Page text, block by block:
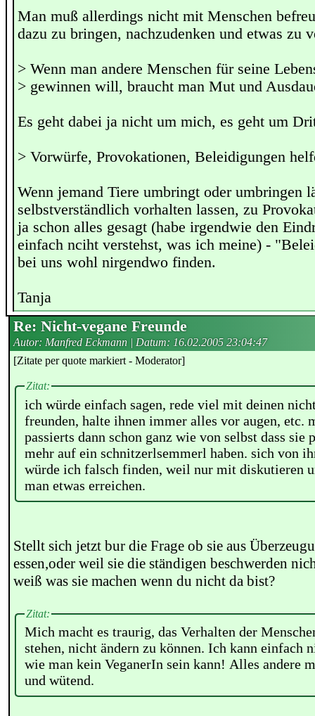
Man muß allerdings nicht mit Menschen
dazu zu bringen, nachzudenken und etwas zu
> Wenn man andere Menschen für seine
> gewinnen will, braucht man Mut und
Es geht dabei ja nicht um mich, es geht um
> Vorwürfe, Provokationen, Beleidigungen
Wenn jemand Tiere umbringt oder umbringen
selbstverständlich vorhalten lassen, zu
ja schon alles gesagt (habe irgendwie den
einfach nciht verstehst, was ich meine) -
bei uns wohl nirgendwo finden.
Tanja
Re: Nicht-vegane Freunde
Autor: Manfred Eckmann | Datum: 16.02.2005 23:04:47
[Zitate per quote markiert - Moderator]
Zitat:
ich würde einfach sagen, rede viel mit deinen
freunden, halte ihnen immer alles vor augen, etc.
passierts dann schon ganz wie von selbst dass
mehr auf ein schnitzerlsemmerl haben. sich von
würde ich falsch finden, weil nur mit diskutieren
man etwas erreichen.
Stellt sich jetzt bur die Frage ob sie aus
essen,oder weil sie die ständigen beschwerden
weiß was sie machen wenn du nicht da bist?
Zitat:
Mich macht es traurig, das Verhalten der
stehen, nicht ändern zu können. Ich kann einfach
wie man kein VeganerIn sein kann! Alles andere
und wütend.